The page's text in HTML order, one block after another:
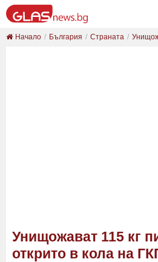
Начало България Страната
Унищожават 115 кг
открито в кола на